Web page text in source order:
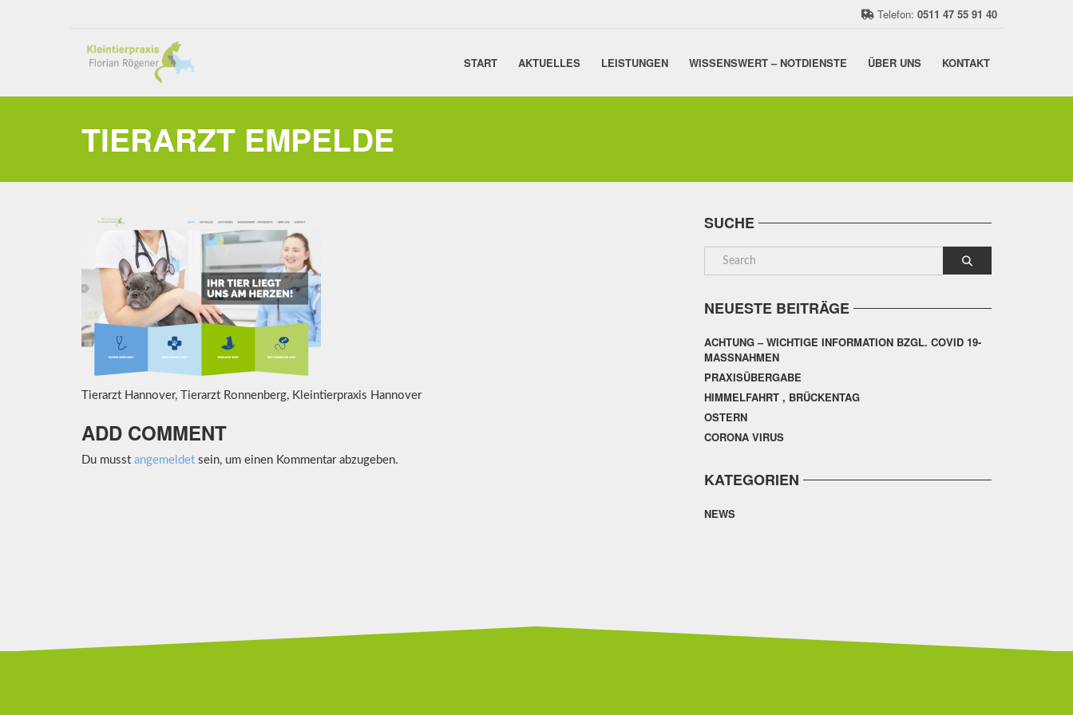
Telefon: 0511 47 55 91 40
START AKTUELLES LEISTUNGEN WISSENSWERT – NOTDIENSTE ÜBER UNS KONTAKT
TIERARZT EMPELDE
Tierarzt Hannover, Tierarzt Ronnenberg, Kleintierpraxis Hannover
ADD COMMENT
Du musst angemeldet sein, um einen Kommentar abzugeben.
SUCHE
NEUESTE BEITRÄGE
ACHTUNG – WICHTIGE INFORMATION BZGL. COVID 19-
MASSNAHMEN
PRAXISÜBERGABE
HIMMELFAHRT , BRÜCKENTAG
OSTERN
CORONA VIRUS
KATEGORIEN
NEWS